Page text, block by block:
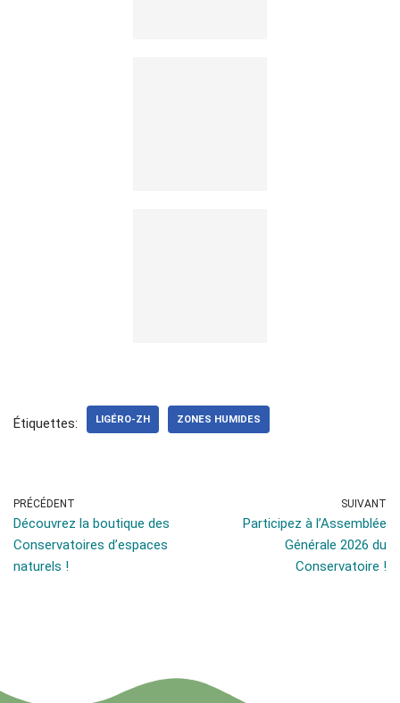
Étiquettes: LIGÉRO-ZH ZONES HUMIDES
PRÉCÉDENT
Découvrez la boutique des
Conservatoires d’espaces
naturels !
SUIVANT
Participez à l’Assemblée
Générale 2026 du
Conservatoire !